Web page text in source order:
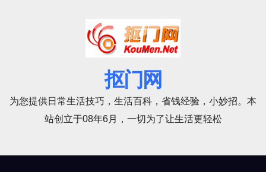
抠门网
为您提供日常生活技巧，生活百科，省钱经验，小妙招。本
站创立于08年6月，一切为了让生活更轻松